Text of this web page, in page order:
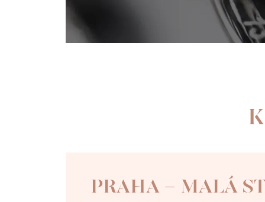
PRAHA - MALÁ